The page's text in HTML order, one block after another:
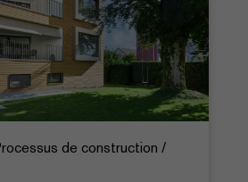
de construction /